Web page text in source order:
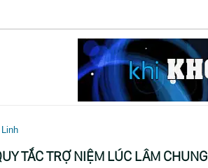
TẮC TRỢ NIỆM LÚC LÂM CHUNG